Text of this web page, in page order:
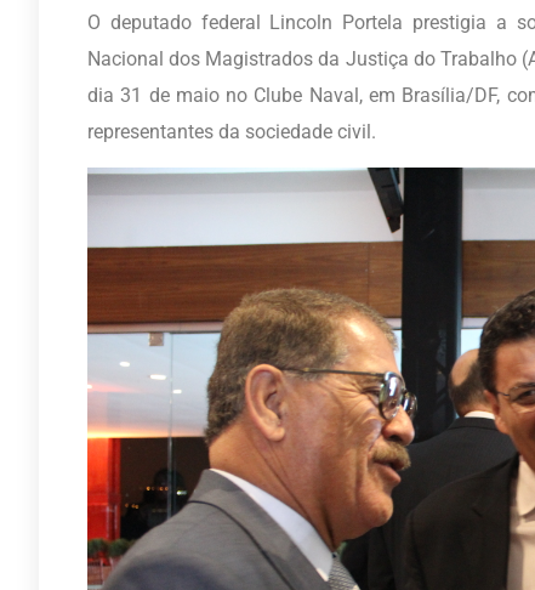
O deputado federal Lincoln Portela prestigia a
Nacional dos Magistrados da Justiça do Trabalho
dia 31 de maio no Clube Naval, em Brasília/DF,
representantes da sociedade civil.